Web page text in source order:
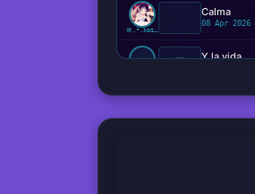
ꕥ.•.kosaki.•.🦋
Calma
08 Apr 2026
📷 Y la vida...
Tío Monkey